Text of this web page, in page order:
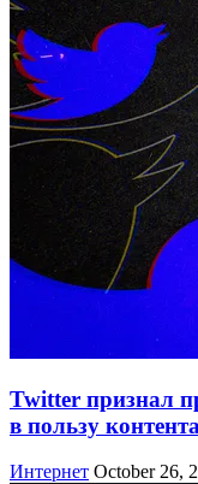
Twitter признал
в пользу контента
Интернет October 26,